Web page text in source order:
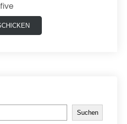
five
Suchen